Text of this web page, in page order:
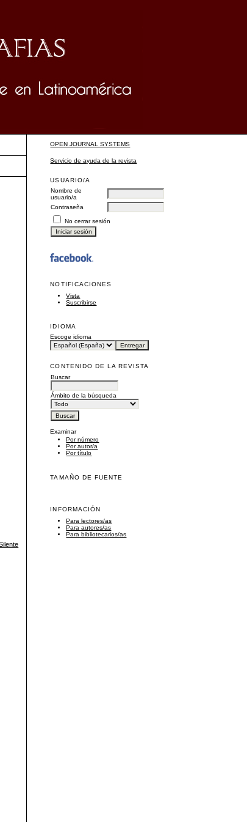
OPEN JOURNAL SYSTEMS
Servicio de ayuda de la revista
USUARIO/A
Nombre de
usuario/a
Contraseña
No cerrar sesión
NOTIFICACIONES
Vista
Suscribirse
IDIOMA
Escoge idioma
CONTENIDO DE LA REVISTA
Buscar
Ámbito de la búsqueda
Examinar
Por número
Por autor/a
Por título
TAMAÑO DE FUENTE
INFORMACIÓN
Para lectores/as
Para autores/as
Para bibliotecarios/as